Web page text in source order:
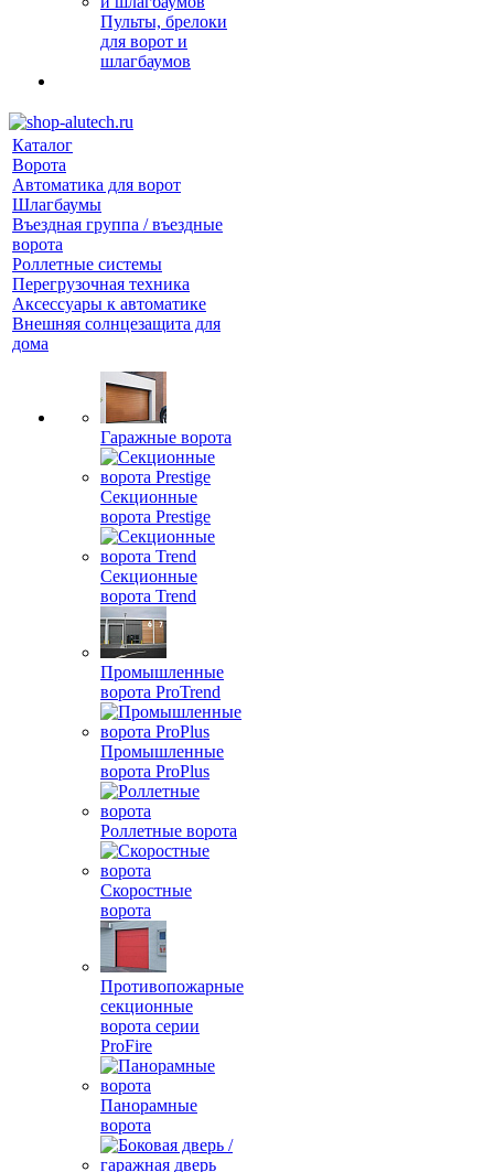
Пульты, брелоки
для ворот и
шлагбаумов
Каталог
Ворота
Автоматика для ворот
Шлагбаумы
Въездная группа / въездные
ворота
Роллетные системы
Перегрузочная техника
Аксессуары к автоматике
Внешняя солнцезащита для
дома
Гаражные ворота
Секционные
ворота Prestige
Секционные
ворота Trend
Промышленные
ворота ProTrend
Промышленные
ворота ProPlus
Роллетные ворота
Скоростные
ворота
Противопожарные
секционные
ворота серии
ProFire
Панорамные
ворота